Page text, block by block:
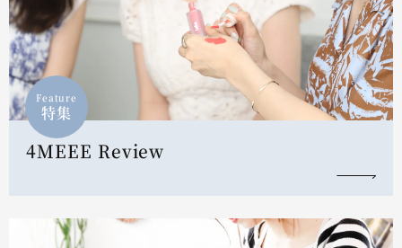
Feature
特集
4MEEE Review